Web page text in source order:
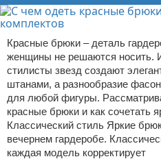
Красные брюки – деталь
женщины не решаются носить.
стилисты звезд создают
штанами, а разнообразие
для любой фигуры.
красные брюки и как сочетать
Классический стиль Яркие
вечернем гардеробе.
каждая модель корректирует